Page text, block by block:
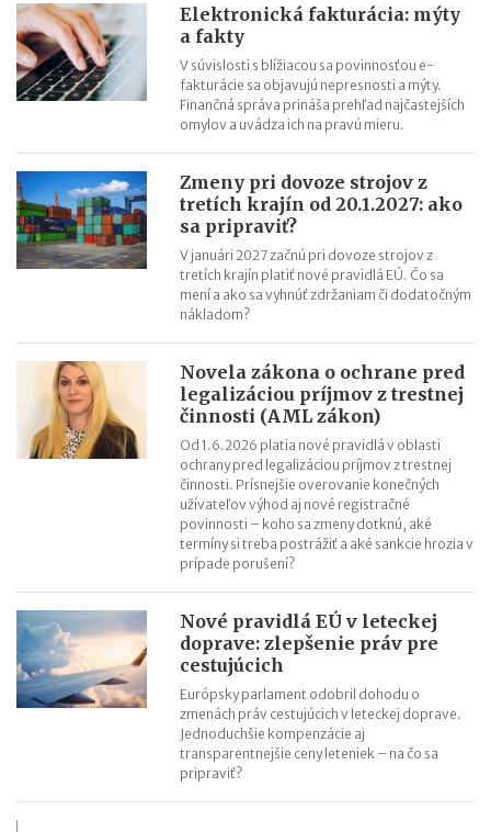
Reklamácia letného tábora
Zmeny v živnostenskom zákone od 1. 4. 2025
Elektronická fakturácia: mýty
a fakty
V súvislosti s blížiacou sa povinnosťou e-
fakturácie sa objavujú nepresnosti a mýty.
Finančná správa prináša prehľad najčastejších
omylov a uvádza ich na pravú mieru.
Zmeny pri dovoze strojov z
tretích krajín od 20.1.2027: ako
sa pripraviť?
V januári 2027 začnú pri dovoze strojov z
tretích krajín platiť nové pravidlá EÚ. Čo sa
mení a ako sa vyhnúť zdržaniam či dodatočným
nákladom?
Novela zákona o ochrane pred
legalizáciou príjmov z trestnej
činnosti (AML zákon)
Od 1.6.2026 platia nové pravidlá v oblasti
ochrany pred legalizáciou príjmov z trestnej
činnosti. Prísnejšie overovanie konečných
užívateľov výhod aj nové registračné
povinnosti – koho sa zmeny dotknú, aké
termíny si treba postrážiť a aké sankcie hrozia v
prípade porušení?
Nové pravidlá EÚ v leteckej
doprave: zlepšenie práv pre
cestujúcich
Európsky parlament odobril dohodu o
zmenách práv cestujúcich v leteckej doprave.
Jednoduchšie kompenzácie aj
transparentnejšie ceny leteniek – na čo sa
pripraviť?